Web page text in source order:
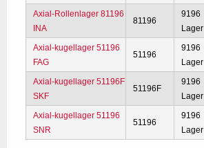
Axial-Rollenlager 81196
INA
81196
9196
Lager
Axial-kugellager 51196
FAG
51196
9196
Lager
Axial-kugellager 51196F
SKF
51196F
9196
Lager
Axial-kugellager 51196
SNR
51196
9196
Lager